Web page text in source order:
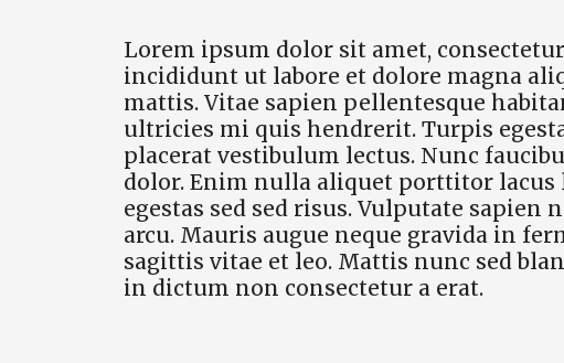
Lorem ipsum dolor sit amet,
incididunt ut labore et dolore magna
mattis. Vitae sapien pellentesque
ultricies mi quis hendrerit. Turpis
placerat vestibulum lectus. Nunc
dolor. Enim nulla aliquet porttitor lacus
egestas sed sed risus. Vulputate
arcu. Mauris augue neque gravida in
sagittis vitae et leo. Mattis nunc sed
in dictum non consectetur a erat.